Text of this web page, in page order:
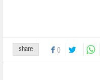
share 0